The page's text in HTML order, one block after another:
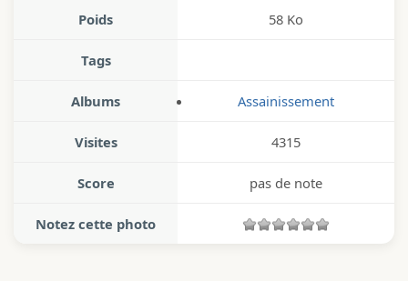
Poids 58 Ko
Tags
Albums Assainissement
Visites 4315
Score pas de note
Notez cette photo